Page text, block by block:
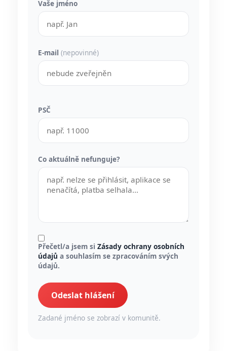
Vaše jméno
E-mail (nepovinné)
PSČ
Co aktuálně nefunguje?
Přečetl/a jsem si Zásady ochrany osobních
údajů a souhlasím se zpracováním svých
údajů.
Odeslat hlášení
Zadané jméno se zobrazí v komunitě.